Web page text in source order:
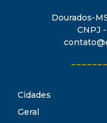
Dourados-
CNPJ
Cidades
Geral